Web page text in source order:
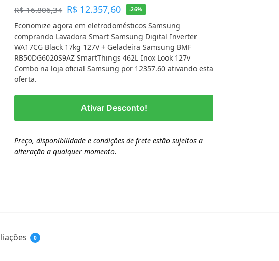
R$16.806,34 R$ 12.357,60 -26%
Economize agora em eletrodomésticos Samsung
comprando Lavadora Smart Samsung Digital Inverter
WA17CG Black 17kg 127V + Geladeira Samsung BMF
RB50DG6020S9AZ SmartThings 462L Inox Look 127v
Combo na loja oficial Samsung por 12357.60 ativando esta
oferta.
Ativar Desconto!
Preço, disponibilidade e condições de frete estão sujeitos a
alteração a qualquer momento.
0